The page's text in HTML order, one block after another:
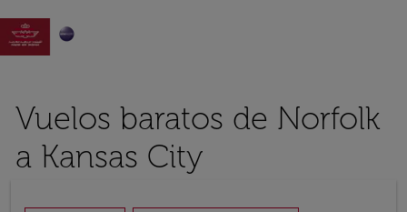

Vuelos baratos de Norfolk
a Kansas City